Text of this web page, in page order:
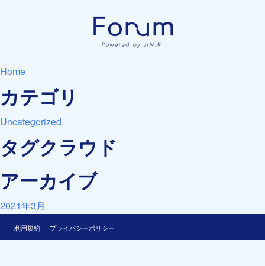
Home
カテゴリ
Uncategorized
タグクラウド
アーカイブ
2021年3月
利用規約 プライバシーポリシー